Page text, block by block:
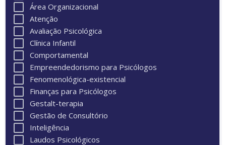
Área Organizacional
Atenção
Avaliação Psicológica
Clínica Infantil
Comportamental
Empreendedorismo para Psicólogos
Fenomenológica-existencial
Finanças para Psicólogos
Gestalt-terapia
Gestão de Consultório
Inteligência
Laudos Psicológicos